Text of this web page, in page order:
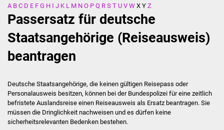
Stadtverwaltung
Ansprechpartner
Kontakt
Veröffentlichungen
A B C D E F G H I J K L M N O P Q R S T U V W X Y Z
Passersatz für deutsche
Staatsangehörige (Reiseausweis)
beantragen
Deutsche Staatsangehörige, die keinen gültigen Reisepass oder
Personalausweis besitzen, können bei der Bundespolizei für eine zeitlich
befristete Auslandsreise einen Reiseausweis als Ersatz beantragen. Sie
müssen die Dringlichkeit nachweisen und es dürfen keine
sicherheitsrelevanten Bedenken bestehen.